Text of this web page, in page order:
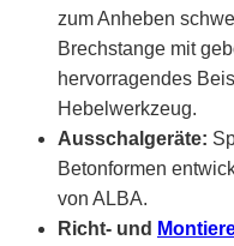
zum Anheben
Brechstange mit
hervorragendes
Hebelwerkzeug.
Ausschalgeräte:
Betonformen
von ALBA.
Richt- und